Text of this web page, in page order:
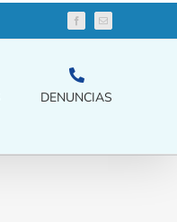
FacebookCorreo
electrónico
DENUNCIAS